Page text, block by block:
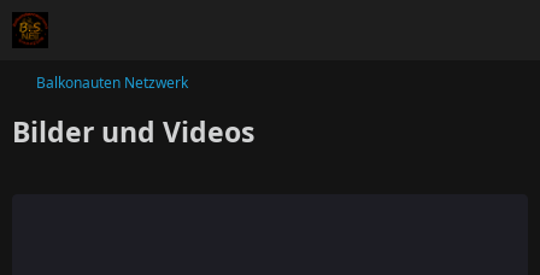
Balkonauten Netzwerk
Bilder und Videos